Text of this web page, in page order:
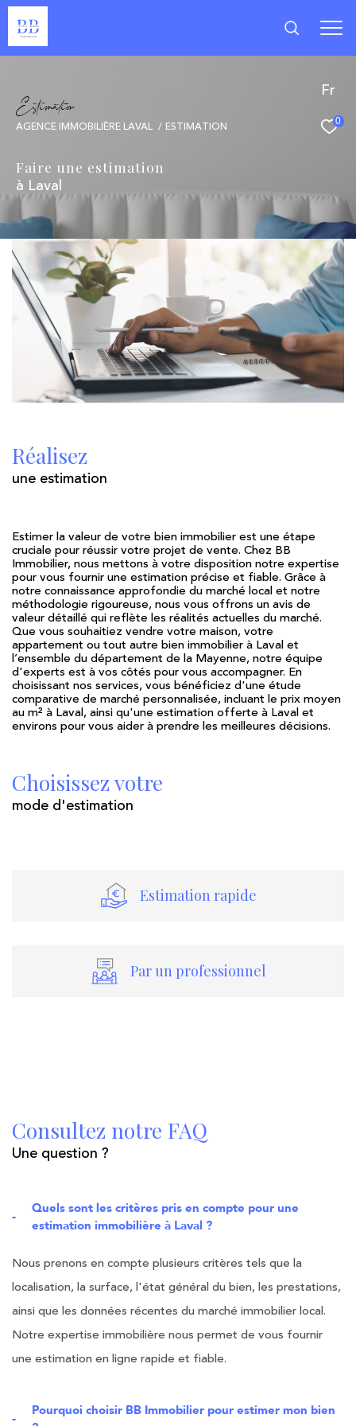
Fr
0
Esimaio
AGENCE IMMOBILIÈRE LAVAL ESTIMATION
Faire une estimation
à Laval
Réalisez
une estimation
Estimer la valeur de votre bien immobilier est une étape
cruciale pour réussir votre projet de vente. Chez BB
Immobilier, nous mettons à votre disposition notre expertise
pour vous fournir une estimation précise et fiable. Grâce à
notre connaissance approfondie du marché local et notre
méthodologie rigoureuse, nous vous offrons un avis de
valeur détaillé qui reflète les réalités actuelles du marché.
Que vous souhaitiez vendre votre maison, votre
appartement ou tout autre bien immobilier à Laval et
l’ensemble du département de la Mayenne, notre équipe
d'experts est à vos côtés pour vous accompagner. En
choisissant nos services, vous bénéficiez d'une étude
comparative de marché personnalisée, incluant le prix moyen
au m² à Laval, ainsi qu'une estimation offerte à Laval et
environs pour vous aider à prendre les meilleures décisions.
Choisissez votre
mode d'estimation
estimation rapide
par un professionnel
Appartement Maison
SUIVANT
vendre mon bien louer mon bien
Je renseigne les informations de
mon bien
Type de bien *
Sélectionnez le type de bien
Adresse du bien *
Consultez notre FAQ
Une question ?
Quels sont les critères pris en compte pour une
estimation immobilière à Laval ?
Nous prenons en compte plusieurs critères tels que la
localisation, la surface, l'état général du bien, les prestations,
ainsi que les données récentes du marché immobilier local.
Notre expertise immobilière nous permet de vous fournir
une estimation en ligne rapide et fiable.
Pourquoi choisir BB Immobilier pour estimer mon bien